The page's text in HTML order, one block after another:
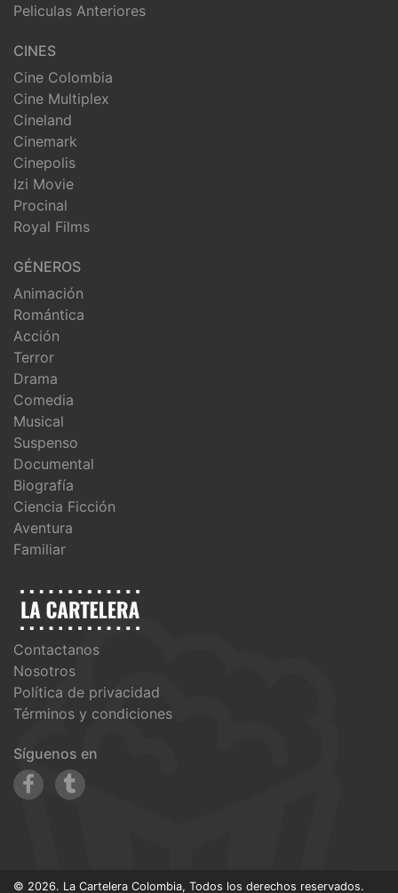
Peliculas Anteriores
CINES
Cine Colombia
Cine Multiplex
Cineland
Cinemark
Cinepolis
Izi Movie
Procinal
Royal Films
GÉNEROS
Animación
Romántica
Acción
Terror
Drama
Comedia
Musical
Suspenso
Documental
Biografía
Ciencia Ficción
Aventura
Familiar
Contactanos
Nosotros
Política de privacidad
Términos y condiciones
Síguenos en
© 2026. La Cartelera Colombia, Todos los derechos reservados.